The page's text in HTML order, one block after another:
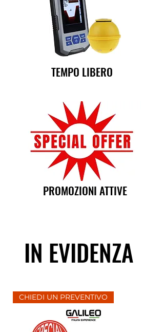
TEMPO LIBERO
PROMOZIONI ATTIVE
IN EVIDENZA
CHIEDI UN PREVENTIVO